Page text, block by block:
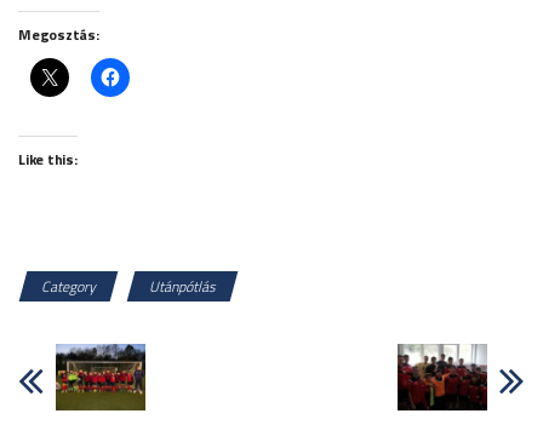
Megosztás:
Like this:
Category Utánpótlás